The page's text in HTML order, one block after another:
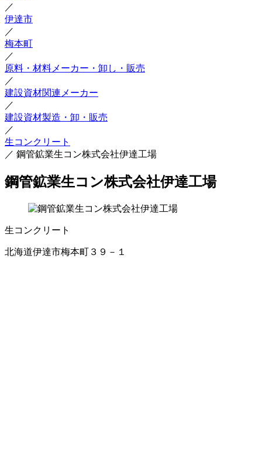
／
伊達市
／
梅本町
／
原料・材料メーカー・卸し・販売
／
建設資材関連メーカー
／
建設資材製造・卸・販売
／
生コンクリート
／ 鋼管鉱業生コン株式会社伊達工場
鋼管鉱業生コン株式会社伊達工場
生コンクリート
北海道伊達市梅本町３９－１